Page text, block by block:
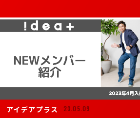
アイデアプラス 23.05.09